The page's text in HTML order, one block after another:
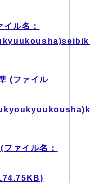
ル名：
(ファイル
ァイル名：